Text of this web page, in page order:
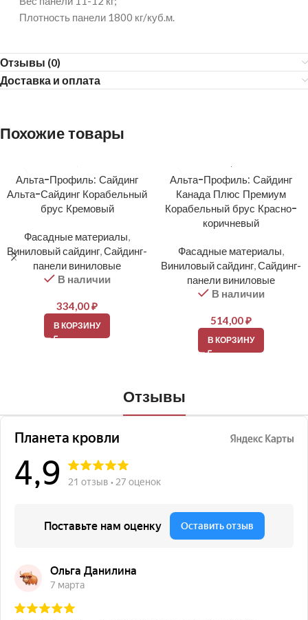
Плотность панели 1800 кг/куб.м.
Отзывы (0)
Доставка и оплата
Похожие товары
Альта-Профиль: Сайдинг
Альта-Сайдинг Корабельный
брус Кремовый
Фасадные материалы,
Виниловый сайдинг,Сайдинг-
панели виниловые
В наличии
334,00₽
В КОРЗИНУ
Альта-Профиль: Сайдинг
Канада Плюс Премиум
Корабельный брус Красно-
коричневый
Фасадные материалы,
Виниловый сайдинг,Сайдинг-
панели виниловые
В наличии
514,00₽
В КОРЗИНУ
Отзывы